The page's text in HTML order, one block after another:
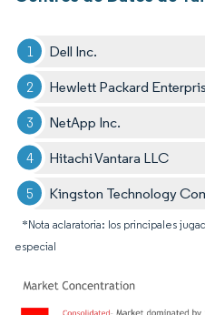
Dell Inc.
Hewlett Packard
NetApp Inc.
Hitachi Vantara LLC
Kingston Technology
*Nota aclaratoria: los principales
especial